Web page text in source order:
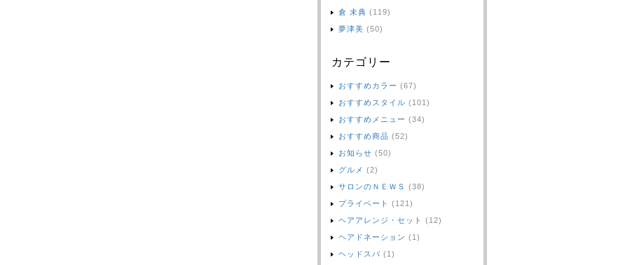
倉 未典 (119)
夢津美 (50)
カテゴリー
おすすめカラー (67)
おすすめスタイル (101)
おすすめメニュー (34)
おすすめ商品 (52)
お知らせ (50)
グルメ (2)
サロンのＮＥＷＳ (38)
プライベート (121)
ヘアアレンジ・セット (12)
ヘアドネーション (1)
ヘッドスパ (1)